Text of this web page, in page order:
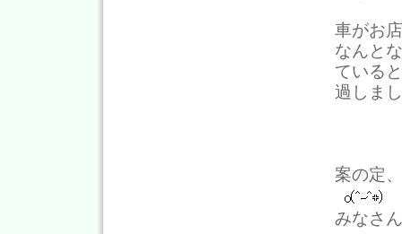
車がお
なんと
ている
過しま
案の定
みなさ